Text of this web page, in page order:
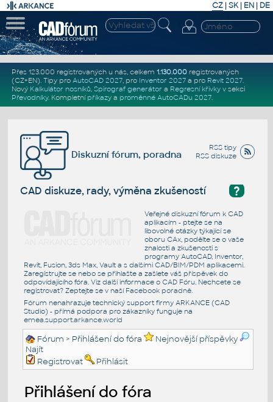
CZ | SK| EN | DE
Přes 123.000 registrovaných u nás, celkem 1.130.000registrovaných
(CZ+EN). Tipy pro AutoCAD 2027, pro Inventor 2027a pro Revit 2027.
Nový Kalkulátor nosníků, Spirograf generátor a Regresní křivkyv sekci
Převodníky. Kompletní příkazya proměnné AutoCADu 2027.
RSS tipy
RSS diskuze
Diskuzní fórum, poradna
?
CAD diskuze, rady, výměna zkušeností
Veřejné diskuzní fórum k CAD
aplikacím - ptejte se na
libovolné otázky týkající se
oboru CAx, podělte se o vaše
znalosti a zkušenosti s
programy AutoCAD, Inventor,
Revit, Fusion, 3ds Max, Vault a s dalšími CAD/BIM/PDM aplikacemi.
Zaregistrujte se nebo se přihlašte a zašlete váš příspěvek do
odpovídajícího fóra. Viz další informace o CAD Fóru. Nechcete se
registrovat? Zeptejte se v naší Facebook poradně.
Fórum nenahrazuje technický support firmy ARKANCE (CAD
Studio) - přímá podpora pro zákazníky funguje na
emea.support.arkance.world
Fórum > Přihlášení do fóra
Nejnovější příspěvky
Najít
Registrovat
Přihlásit
Přihlášení do fóra